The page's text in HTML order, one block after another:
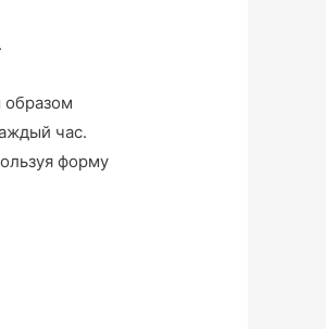
.
образом
час.
форму